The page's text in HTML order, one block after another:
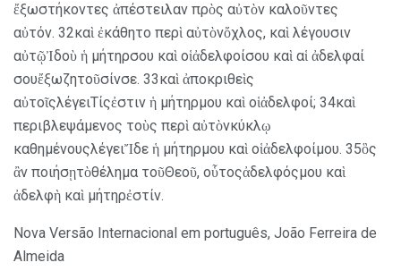
ἔξωστήκοντες ἀπέστειλαν πρὸς αὐτὸν καλοῦντες
αὐτόν. 32καὶ ἐκάθητο περὶ αὐτὸνὄχλος, καὶ λέγουσιν
αὐτῷἸδοὺ ἡ μήτηρσου καὶ οἱἀδελφοίσου καὶ αἱ ἀδελφαί
σουἔξωζητοῦσίνσε. 33καὶ ἀποκριθεὶς
αὐτοῖςλέγειΤίςἐστιν ἡ μήτηρμου καὶ οἱἀδελφοί; 34καὶ
περιβλεψάμενος τοὺς περὶ αὐτὸνκύκλῳ
καθημένουςλέγειἼδε ἡ μήτηρμου καὶ οἱἀδελφοίμου. 35ὃς
ἂν ποιήσῃτὸθέλημα τοῦΘεοῦ, οὗτοςἀδελφόςμου καὶ
ἀδελφὴ καὶ μήτηρἐστίν.
Nova Versão Internacional em português, João Ferreira de
Almeida